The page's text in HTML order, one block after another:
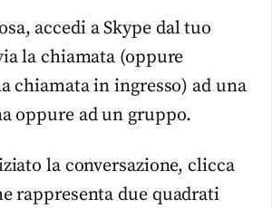
accedi a Skype dal tuo
la chiamata (oppure
chiamata in ingresso) ad una
oppure ad un gruppo.
la conversazione, clicca
rappresenta due quadrati